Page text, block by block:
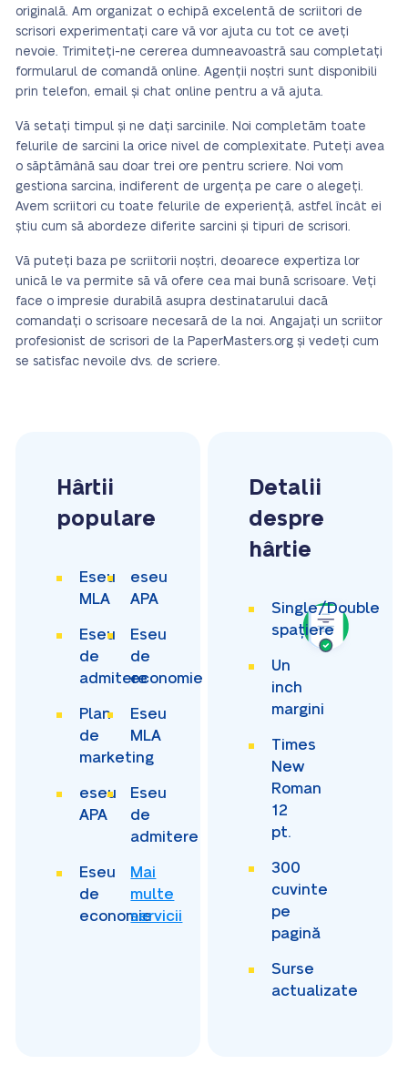
originală. Am organizat o echipă excelentă de scriitori de
scrisori experimentați care vă vor ajuta cu tot ce aveți
nevoie. Trimiteți-ne cererea dumneavoastră sau completați
formularul de comandă online. Agenții noștri sunt disponibili
prin telefon, email și chat online pentru a vă ajuta.
Vă setați timpul și ne dați sarcinile. Noi completăm toate
felurile de sarcini la orice nivel de complexitate. Puteți avea
o săptămână sau doar trei ore pentru scriere. Noi vom
gestiona sarcina, indiferent de urgența pe care o alegeți.
Avem scriitori cu toate felurile de experiență, astfel încât ei
știu cum să abordeze diferite sarcini și tipuri de scrisori.
Vă puteți baza pe scriitorii noștri, deoarece expertiza lor
unică le va permite să vă ofere cea mai bună scrisoare. Veți
face o impresie durabilă asupra destinatarului dacă
comandați o scrisoare necesară de la noi. Angajați un scriitor
profesionist de scrisori de la PaperMasters.org și vedeți cum
se satisfac nevoile dvs. de scriere.
Hârtii
populare
Eseu
MLA
eseu
APA
Eseu
de
admitere
Eseu
de
economie
Plan
de
marketing
Eseu
MLA
eseu
APA
Eseu
de
admitere
Eseu
de
economie
Mai
multe
servicii
Detalii
despre
hârtie
Single/Double
spațiere
Un
inch
margini
Times
New
Roman
12
pt.
300
cuvinte
pe
pagină
Surse
actualizate